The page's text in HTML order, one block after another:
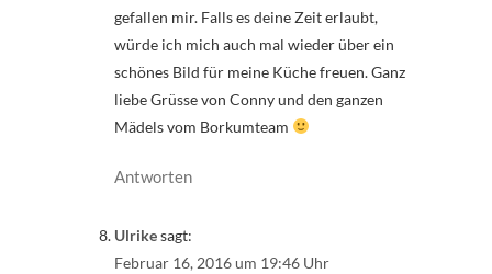
gefallen mir. Falls es deine Zeit erlaubt,
würde ich mich auch mal wieder über ein
schönes Bild für meine Küche freuen. Ganz
liebe Grüsse von Conny und den ganzen
Mädels vom Borkumteam
Antworten
Ulrikesagt:
Februar 16, 2016 um 19:46 Uhr